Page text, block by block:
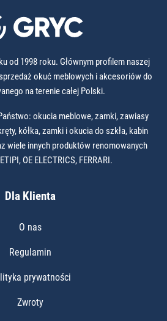
od 1998 roku. Głównym profilem naszej
okuć meblowych i akcesoriów do
na terenie całej Polski.
okucia meblowe, zamki, zawiasy
kółka, zamki i okucia do szkła, kabin
wiele innych produktów renomowanych
OE ELECTRICS, FERRARI.
Dla Klienta
O nas
Regulamin
prywatności
Zwroty